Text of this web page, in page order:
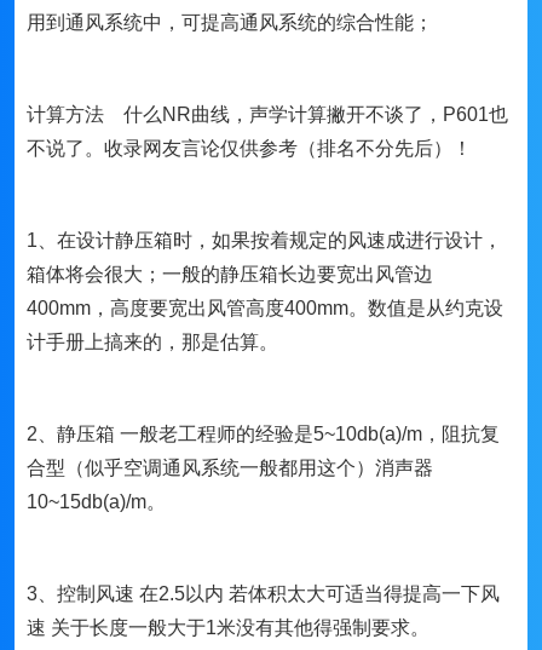
用到通风系统中，可提高通风系统的综合性能；
计算方法 什么NR曲线，声学计算撇开不谈了，P601也
不说了。收录网友言论仅供参考（排名不分先后）！
1、在设计静压箱时，如果按着规定的风速成进行设计，
箱体将会很大；一般的静压箱长边要宽出风管边
400mm，高度要宽出风管高度400mm。数值是从约克设
计手册上搞来的，那是估算。
2、静压箱 一般老工程师的经验是5~10db(a)/m，阻抗复
合型（似乎空调通风系统一般都用这个）消声器
10~15db(a)/m。
3、控制风速 在2.5以内 若体积太大可适当得提高一下风
速 关于长度一般大于1米没有其他得强制要求。